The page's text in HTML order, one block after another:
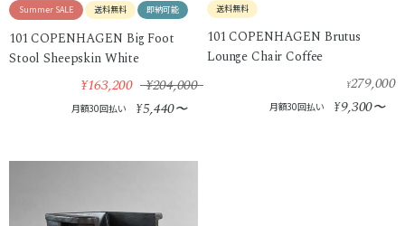
Summer SALE 送料無料 即納可能
101 COPENHAGEN Big Foot
Stool Sheepskin White
¥163,200 ¥204,000
月額30回払い ¥5,440〜
送料無料
101 COPENHAGEN Brutus
Lounge Chair Coffee
¥279,000
月額30回払い ¥9,300〜